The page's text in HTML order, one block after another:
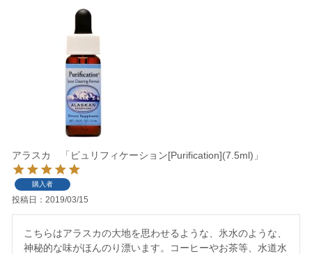
アラスカ 「ピュリフィケーション[Purification](7.5ml)」
購入者
投稿日 2019/03/15
こちらはアラスカの大地を思わせるような、氷水のような、
神秘的な味がほんのり漂います。コーヒーやお茶等、水道水